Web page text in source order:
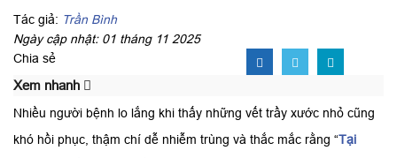
Tác giả: Trần Bình
Ngày cập nhật: 01 tháng 11 2025
Chia sẻ
Xem nhanh
Nhiều người bệnh lo lắng khi thấy những vết trầy xước nhỏ cũng
khó hồi phục, thậm chí dễ nhiễm trùng và thắc mắc rằng “Tại